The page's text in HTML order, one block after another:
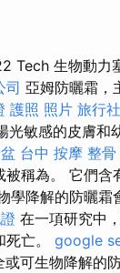
Tech 生物動力
司 亞姆防曬霜，
護照 照片 旅行
光敏感的皮膚和
台中 按摩 整骨
稱為。 它們
學降解的防曬霜
在一項研究中
亡。 google
或可生物降解的